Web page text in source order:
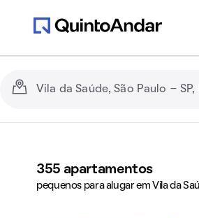
355 apartamentos
pequenos para alugar em Vila da